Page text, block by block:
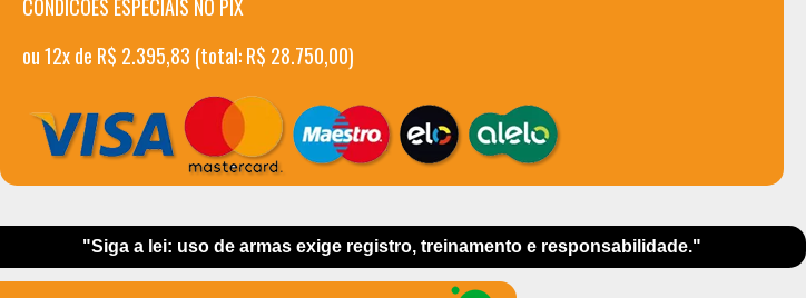
CONDICÕES ESPECIAIS NO PIX
ou 12x de R$ 2.395,83 (total: R$ 28.750,00)
"Siga a lei: uso de armas exige registro, treinamento e responsabilidade."